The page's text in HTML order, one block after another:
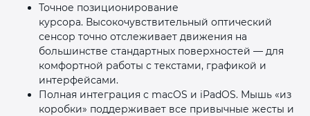
Точное позиционирование
курсора. Высокочувствительный оптический
сенсор точно отслеживает движения на
большинстве стандартных поверхностей — для
комфортной работы с текстами, графикой и
интерфейсами.
Полная интеграция с macOS и iPadOS. Мышь «из
коробки» поддерживает все привычные жесты и